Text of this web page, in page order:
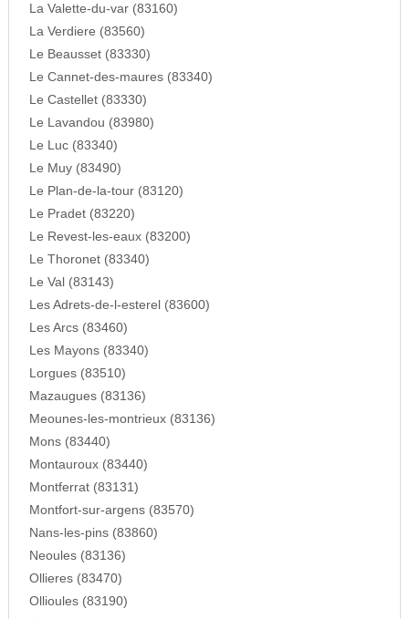
La Valette-du-var (83160)
La Verdiere (83560)
Le Beausset (83330)
Le Cannet-des-maures (83340)
Le Castellet (83330)
Le Lavandou (83980)
Le Luc (83340)
Le Muy (83490)
Le Plan-de-la-tour (83120)
Le Pradet (83220)
Le Revest-les-eaux (83200)
Le Thoronet (83340)
Le Val (83143)
Les Adrets-de-l-esterel (83600)
Les Arcs (83460)
Les Mayons (83340)
Lorgues (83510)
Mazaugues (83136)
Meounes-les-montrieux (83136)
Mons (83440)
Montauroux (83440)
Montferrat (83131)
Montfort-sur-argens (83570)
Nans-les-pins (83860)
Neoules (83136)
Ollieres (83470)
Ollioules (83190)